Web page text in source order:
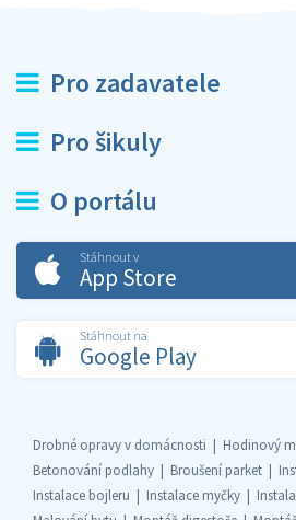
Pro zadavatele
Pro šikuly
O portálu
Stáhnout v
App Store
Stáhnout na
Google Play
Drobné opravy v domácnosti
Hodinový
Betonování podlahy
Broušení parket
Instalace bojleru
Instalace myčky